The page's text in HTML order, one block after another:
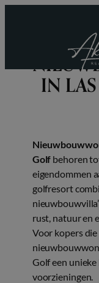
IN
Golf behoren
eigendommen
golfresort
rust, natuur en
Voor kopers
Golf een unieke
voorzieningen.